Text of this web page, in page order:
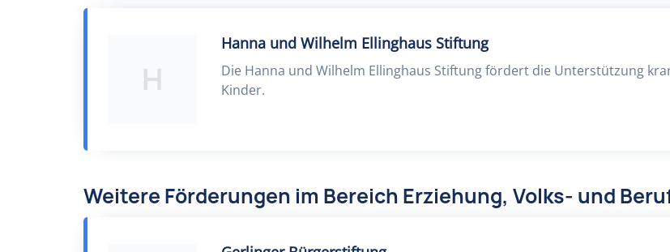
H
Hanna und Wilhelm Ellinghaus Stiftung
Die Hanna und Wilhelm Ellinghaus Stiftung fördert die Unterstützung
Kinder.
Weitere Förderungen im Bereich Erziehung, Volks- und